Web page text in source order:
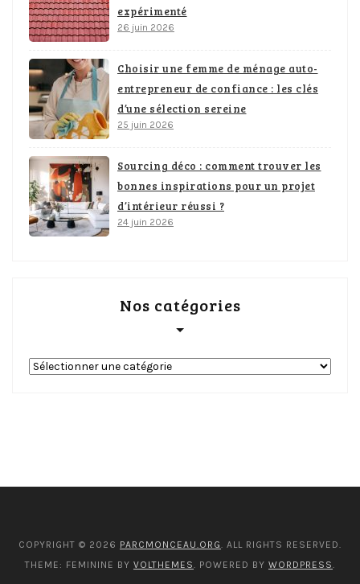
expérimenté
26 juin 2026
Choisir une femme de ménage auto-
entrepreneur de confiance : les clés
d’une sélection sereine
25 juin 2026
Sourcing déco : comment trouver les
bonnes inspirations pour un projet
d’intérieur réussi ?
24 juin 2026
Nos catégories
COPYRIGHT © 2026 PARCMONCEAU.ORG. ALL RIGHTS RESERVED.
THEME: FEMININE BY VOLTHEMES. POWERED BY WORDPRESS.